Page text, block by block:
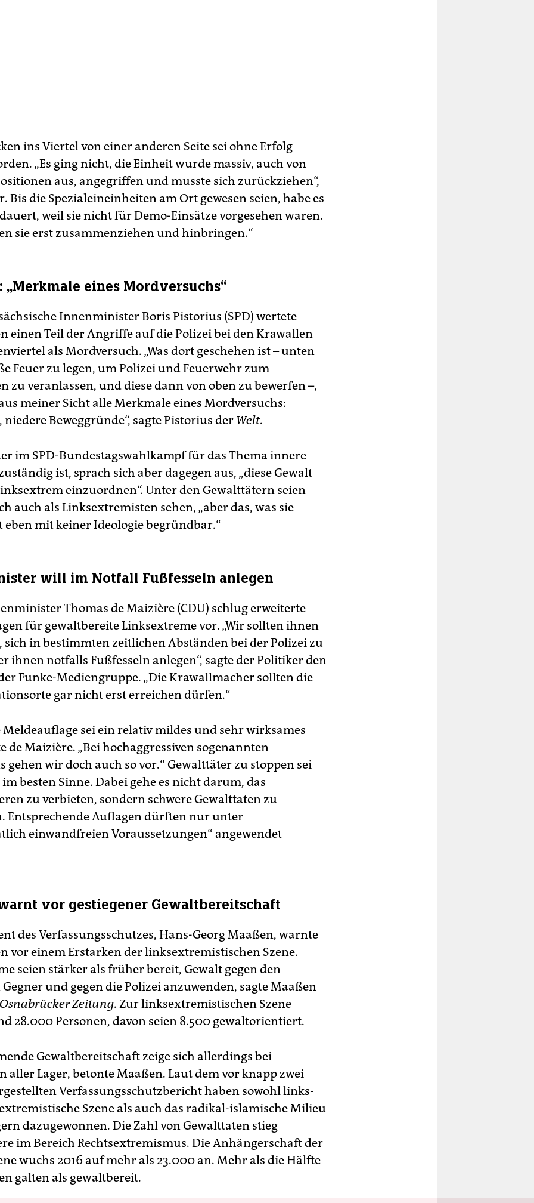
ins Viertel von einer anderen Seite sei ohne Erfolg
„Es ging nicht, die Einheit wurde massiv, auch von
aus, angegriffen und musste sich zurückziehen“,
Bis die Spezialeineinheiten am Ort gewesen seien, habe es
weil sie nicht für Demo-Einsätze vorgesehen waren.
sie erst zusammenziehen und hinbringen.“
„Merkmale eines Mordversuchs“
Innenminister Boris Pistorius (SPD) wertete
einen Teil der Angriffe auf die Polizei bei den Krawallen
als Mordversuch. „Was dort geschehen ist – unten
Feuer zu legen, um Polizei und Feuerwehr zum
zu veranlassen, und diese dann von oben zu bewerfen –,
meiner Sicht alle Merkmale eines Mordversuchs:
Beweggründe“, sagte Pistorius der Welt.
im SPD-Bundestagswahlkampf für das Thema innere
ist, sprach sich aber dagegen aus, „diese Gewalt
einzuordnen“. Unter den Gewalttätern seien
auch als Linksextremisten sehen, „aber das, was sie
eben mit keiner Ideologie begründbar.“
will im Notfall Fußfesseln anlegen
Thomas de Maizière (CDU) schlug erweiterte
für gewaltbereite Linksextreme vor. „Wir sollten ihnen
sich in bestimmten zeitlichen Abständen bei der Polizei zu
ihnen notfalls Fußfesseln anlegen“, sagte der Politiker den
Funke-Mediengruppe. „Die Krawallmacher sollten die
gar nicht erst erreichen dürfen.“
Meldeauflage sei ein relativ mildes und sehr wirksames
de Maizière. „Bei hochaggressiven sogenannten
gehen wir doch auch so vor.“ Gewalttäter zu stoppen sei
besten Sinne. Dabei gehe es nicht darum, das
zu verbieten, sondern schwere Gewalttaten zu
Entsprechende Auflagen dürften nur unter
einwandfreien Voraussetzungen“ angewendet
vor gestiegener Gewaltbereitschaft
des Verfassungsschutzes, Hans-Georg Maaßen, warnte
vor einem Erstarken der linksextremistischen Szene.
seien stärker als früher bereit, Gewalt gegen den
und gegen die Polizei anzuwenden, sagte Maaßen
Zeitung. Zur linksextremistischen Szene
28.000 Personen, davon seien 8.500 gewaltorientiert.
Gewaltbereitschaft zeige sich allerdings bei
aller Lager, betonte Maaßen. Laut dem vor knapp zwei
Verfassungsschutzbericht haben sowohl links-
Szene als auch das radikal-islamische Milieu
dazugewonnen. Die Zahl von Gewalttaten stieg
im Bereich Rechtsextremismus. Die Anhängerschaft der
wuchs 2016 auf mehr als 23.000 an. Mehr als die Hälfte
galten als gewaltbereit.